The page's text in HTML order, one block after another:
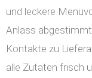
und leckere
Anlass
Kontakte zu
alle Zutaten frisch